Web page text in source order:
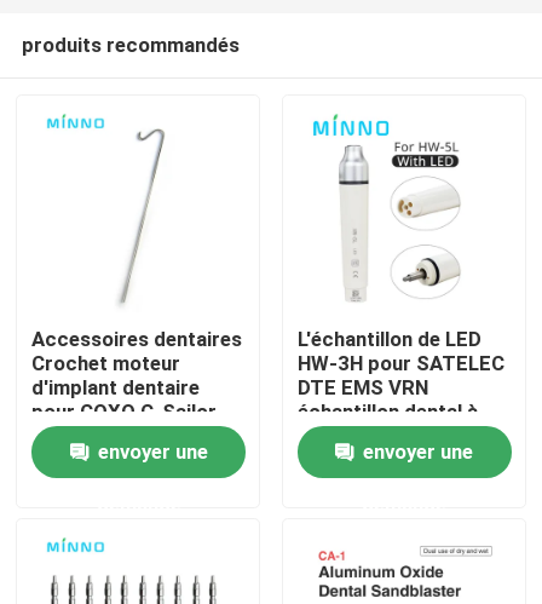
Aperçu
A propos de nous
produits recommandés
Accessoires dentaires
Crochet moteur
d'implant dentaire
pour COXO C-Sailor
Pro / C-Sailor Pro
envoyer une
L'échantillon de LED
HW-3H pour SATELEC
DTE EMS VRN
échantillon dental à
ultrasons
envoyer une